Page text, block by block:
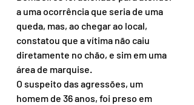
a uma ocorrência que seria de uma
queda, mas, ao chegar ao local,
constatou que a vítima não caiu
diretamente no chão, e sim em uma
área de marquise.
O suspeito das agressões, um
homem de 36 anos, foi preso em